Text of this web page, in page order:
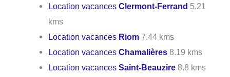
Location vacancesClermont-Ferrand 5.21
kms
Location vacances Riom 7.44 kms
Location vacancesChamalières 8.19 kms
Location vacancesSaint-Beauzire 8.8 kms